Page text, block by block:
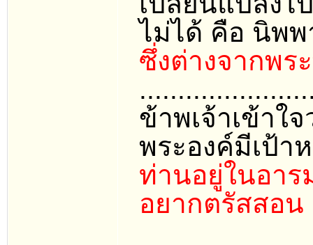
ไม่ได้ คือ นิพ
ซึ่งต่างจากพร
ข้าพเจ้าเข้าใ
พระองค์มีเป้า
ท่านอยู่ในอา
อยากตรัสสอน